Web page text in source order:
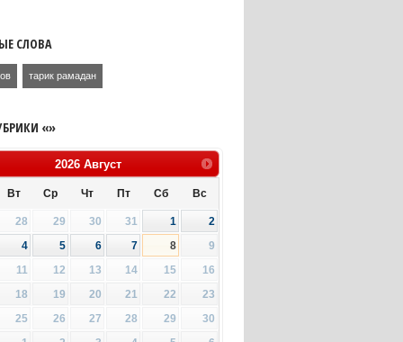
СЛОВА
тарик рамадан
«»
2026 Август
Вт Ср Чт Пт Сб Вс
28 29 30 31 1
2
4 5 6 7 8
9
11 12 13 14 15
16
18 19 20 21 22
23
25 26 27 28 29
30